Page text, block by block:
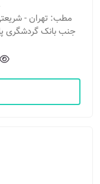
مطب: تهران - شریعتی